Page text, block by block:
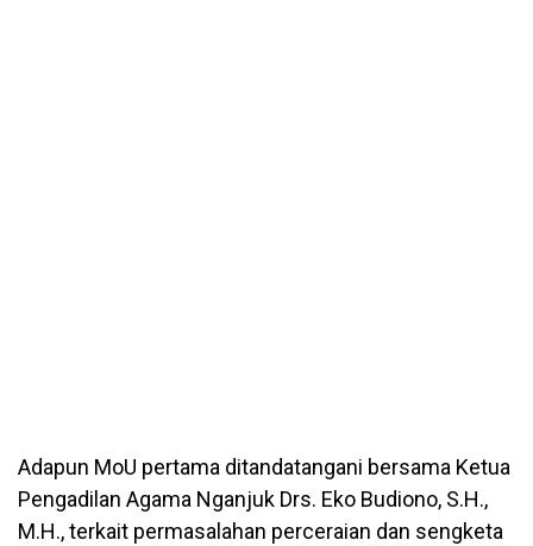
Adapun MoU pertama ditandatangani bersama Ketua
Pengadilan Agama Nganjuk Drs. Eko Budiono, S.H.,
M.H., terkait permasalahan perceraian dan sengketa